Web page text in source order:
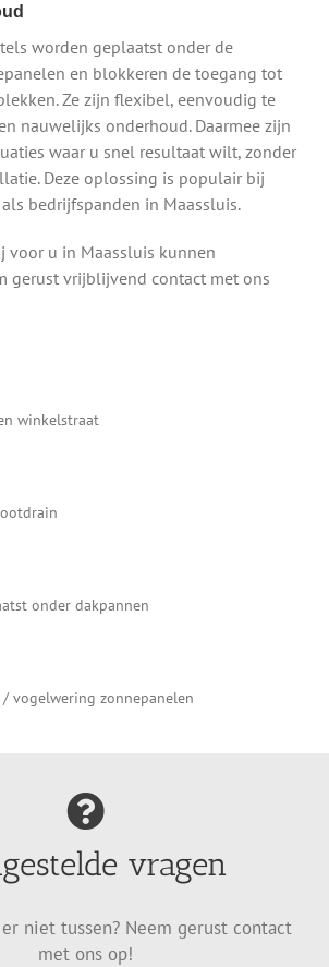
worden geplaatst onder de
en blokkeren de toegang tot
Ze zijn flexibel, eenvoudig te
nauwelijks onderhoud. Daarmee zijn
waar u snel resultaat wilt, zonder
Deze oplossing is populair bij
bedrijfspanden in Maassluis.
voor u in Maassluis kunnen
gerust vrijblijvend contact met ons
winkelstraat
onder dakpannen
vogelwering zonnepanelen
vragen
niet tussen? Neem gerust contact
met ons op!